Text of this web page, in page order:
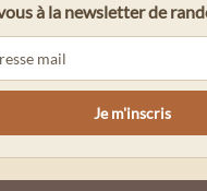
à la newsletter de